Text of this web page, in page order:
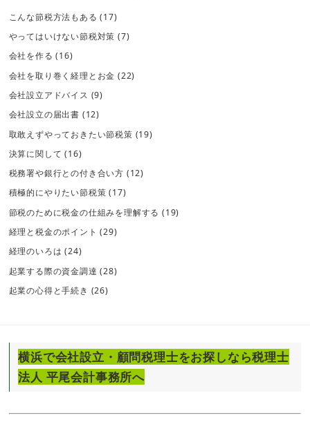
こんな節税方法もある (17)
やってはいけない節税対策 (7)
会社を作る (16)
会社を取り巻く経理とお金 (22)
会社設立アドバイス (9)
会社設立の届出書 (12)
取敢えずやっておきたい節税策 (19)
決算に関して (16)
税務署や銀行との付き合い方 (12)
積極的にやりたい節税策 (17)
節税のために税金の仕組みを理解する (19)
経理と税金のポイント (29)
経理のいろは (24)
起業する際の資金調達 (28)
起業の心得と手続き (26)
横浜で会社設立・顧問税理士をお探しなら税理士
法人 平尾会計事務所へ